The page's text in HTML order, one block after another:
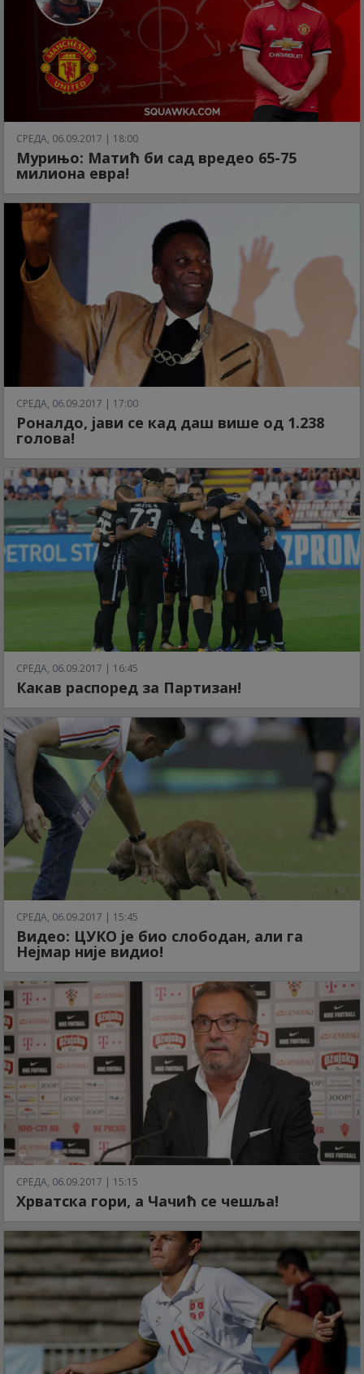
СРЕДА, 06.09.2017 | 18:00
Мурињо: Матић би сад вредео 65-75
милиона евра!
СРЕДА, 06.09.2017 | 17:00
Роналдо, јави се кад даш више од 1.238
голова!
СРЕДА, 06.09.2017 | 16:45
Какав распоред за Партизан!
СРЕДА, 06.09.2017 | 15:45
Видео: ЦУКО је био слободан, али га
Нејмар није видио!
СРЕДА, 06.09.2017 | 15:15
Хрватска гори, а Чачић се чешља!